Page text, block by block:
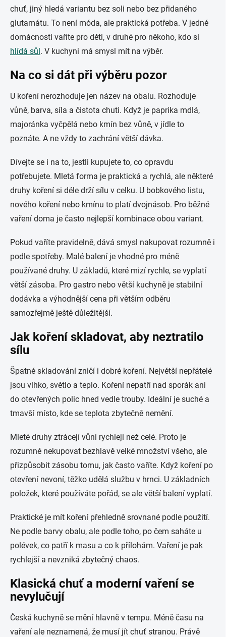
chuť, jiný hledá variantu bez soli nebo bez přidaného
glutamátu. To není móda, ale praktická potřeba. V jedné
domácnosti vaříte pro děti, v druhé pro někoho, kdo si
hlídá sůl. V kuchyni má smysl mít na výběr.
Na co si dát při výběru pozor
U koření nerozhoduje jen název na obalu. Rozhoduje
vůně, barva, síla a čistota chuti. Když je paprika mdlá,
majoránka vyčpělá nebo kmín bez vůně, v jídle to
poznáte. A ne vždy to zachrání větší dávka.
Dívejte se i na to, jestli kupujete to, co opravdu
potřebujete. Mletá forma je praktická a rychlá, ale některé
druhy koření si déle drží sílu v celku. U bobkového listu,
nového koření nebo kmínu to platí dvojnásob. Pro běžné
vaření doma je často nejlepší kombinace obou variant.
Pokud vaříte pravidelně, dává smysl nakupovat rozumně i
podle spotřeby. Malé balení je vhodné pro méně
používané druhy. U základů, které mizí rychle, se vyplatí
větší zásoba. Pro gastro nebo větší kuchyně je stabilní
dodávka a výhodnější cena při větším odběru
samozřejmě ještě důležitější.
Jak koření skladovat, aby neztratilo
sílu
Špatné skladování zničí i dobré koření. Největší nepřátelé
jsou vlhko, světlo a teplo. Koření nepatří nad sporák ani
do otevřených polic hned vedle trouby. Ideální je suché a
tmavší místo, kde se teplota zbytečně nemění.
Mleté druhy ztrácejí vůni rychleji než celé. Proto je
rozumné nekupovat bezhlavě velké množství všeho, ale
přizpůsobit zásobu tomu, jak často vaříte. Když koření po
otevření nevoní, těžko udělá službu v hrnci. U základních
položek, které používáte pořád, se ale větší balení vyplatí.
Praktické je mít koření přehledně srovnané podle použití.
Ne podle barvy obalu, ale podle toho, po čem saháte u
polévek, co patří k masu a co k přílohám. Vaření je pak
rychlejší a nevzniká zbytečný chaos.
Klasická chuť a moderní vaření se
nevylučují
Česká kuchyně se mění hlavně v tempu. Méně času na
vaření ale neznamená, že musí jít chuť stranou. Právě